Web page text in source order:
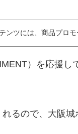
ンツには、商品プロモ
）を応援
るので、大阪